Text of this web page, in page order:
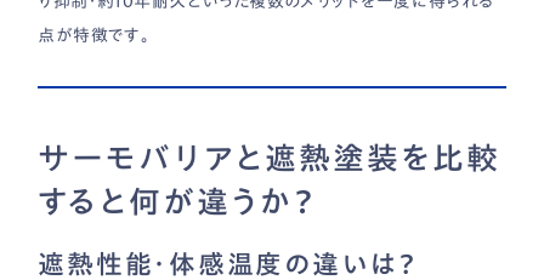
点が特徴です。
サーモバリアと遮熱塗装を比較
すると何が違うか？
遮熱性能・体感温度の違いは？